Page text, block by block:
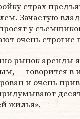
страх
Зачастую
у
очень
рынок аренды
— говорится в
и очень
жилья».